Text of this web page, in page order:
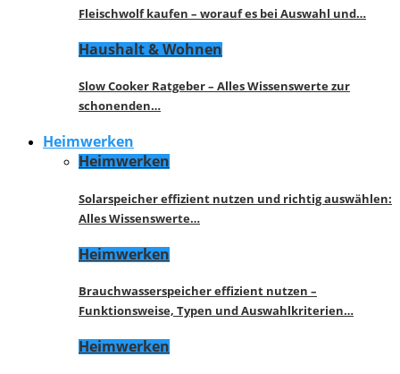
Fleischwolf kaufen – worauf es bei Auswahl und…
Haushalt & Wohnen
Slow Cooker Ratgeber – Alles Wissenswerte zur
schonenden…
Heimwerken
Heimwerken
Solarspeicher effizient nutzen und richtig auswählen:
Alles Wissenswerte…
Heimwerken
Brauchwasserspeicher effizient nutzen –
Funktionsweise, Typen und Auswahlkriterien…
Heimwerken